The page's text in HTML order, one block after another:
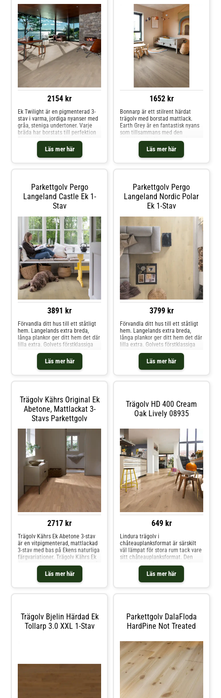
2154 kr
Läs mer här
Ek Twilight är en pigmenterad 3-
stav i varma, jordiga nyanser med
gråa, steniga undertoner. Varje
bräda har borstats till perfektion
ådring. Den ultramatta ytan
minimerar ljusets reflektioner och
låter färg och känsla hos golvet
1652 kr
Läs mer här
Bonnarp är ett stilrent härdat
trägolv med borstad mattlack.
Earth Grey är en fantastisk nyans
som tillsammans med den
skapar ett golv med harmonisk
och genuin träkänsla. Golvet är
tillverkat av FSC-certifierad
medan lacken gör golvet mer
slitagetåligt och lättare att både
rengöra och underhålla. Vi
rekommenderar golv med en
borstad och lackad yta för alla
Parkettgolv Pergo
Langeland Castle Ek 1-
Stav
3891 kr
Läs mer här
Förvandla ditt hus till ett ståtligt
hem. Langelands extra breda,
långa plankor ger ditt hem det där
lilla extra. Golvets förstklassiga
utseende är perfekt för rymliga
vardagsrum och gör att du kan
förverkliga ditt drömhem. Inget
slår elegansen av ett generöst
Parkettgolv Pergo
Langeland Nordic Polar
Ek 1-Stav
3799 kr
Läs mer här
Förvandla ditt hus till ett ståtligt
hem. Langelands extra breda,
långa plankor ger ditt hem det där
lilla extra. Golvets förstklassiga
utseende är perfekt för rymliga
vardagsrum och gör att du kan
förverkliga ditt drömhem. Inget
slår elegansen av ett generöst
Trägolv Kährs Original Ek
Abetone, Mattlackat 3-
Stavs Parkettgolv
2717 kr
Läs mer här
Trägolv Kährs Ek Abetone 3-stav
är en vitpigmenterad, mattlackad
3-stav med bas på Ekens naturliga
färgvariationer. Trägolv Kährs Ek
13 mm och är slipbart 2-3 gånger.
Trägolv HD 400 Cream
Oak Lively 08935
649 kr
Läs mer här
Lindura trägolv i
châteauplanksformat är särskilt
väl lämpat för stora rum tack vare
sitt châteauplanksformat. Den
gör Lindura mycket slitstarkt och
till en idealisk golvlösning för hårt
belastade bostadsytor eller även
plankorna ett extra exklusivt och
naturligt utseende samtidigt som
den gör dem särskilt lättskötta
fläckar och mikrorepor (små repor
i lackytan som inte tränger
igenom till det äkta träets
slitskikt).
Trägolv Bjelin Härdad Ek
Tollarp 3.0 XXL 1-Stav
Parkettgolv DalaFloda
HardPine Not Treated